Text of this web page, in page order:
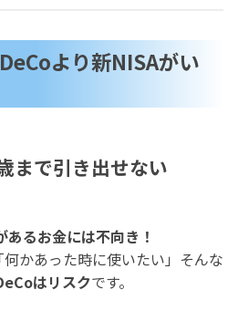
より新NISAがい
まで引き出せない
るお金には不向き！
何かあった時に使いたい」そんな
はリスクです。